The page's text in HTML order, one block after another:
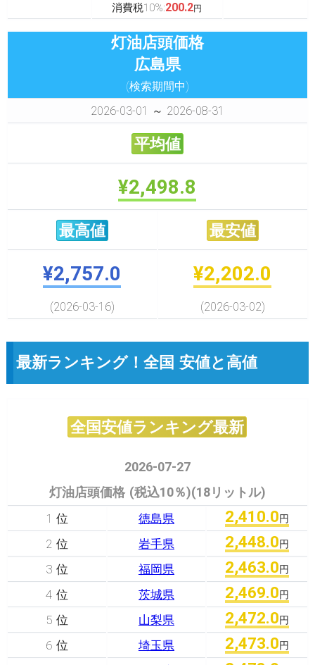
消費税10%:200.2円
灯油店頭価格
広島県
(検索期間中)
2026-03-01 ～ 2026-08-31
平均値
¥2,498.8
最高値 最安値
¥2,757.0
(2026-03-16)
¥2,202.0
(2026-03-02)
最新ランキング！全国 安値と高値
全国安値ランキング最新
2026-07-27
灯油店頭価格 (税込10％)(18リットル)
1 位 徳島県 2,410.0円
2 位 岩手県 2,448.0円
3 位 福岡県 2,463.0円
4 位 茨城県 2,469.0円
5 位 山梨県 2,472.0円
6 位 埼玉県 2,473.0円